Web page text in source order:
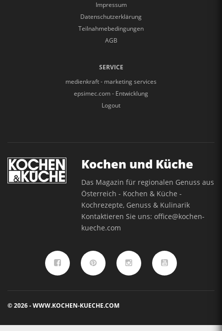
Impressum
Datenschutzerklärung
Teilnahmebedingungen
AGB
SERVICE
medienkraft - marketing services
epsimec.com - Entwicklung
Logout
Kochen und Küche
Das Magazin für regionalen Genuss aus
Österreich - Kochen & Küche -
Kochrezepte, Genuss & Kulinarik
Kontaktieren Sie uns:office@kochen-
kueche.com
© 2026 - WWW.KOCHEN-KUECHE.COM